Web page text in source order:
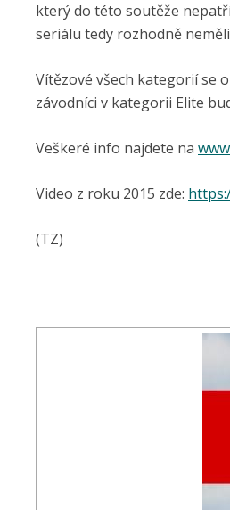
který do této soutěže
seriálu tedy rozhodně
Vítězové všech kategorií se
závodníci v kategorii Elite
Veškeré info najdete na
Video z roku 2015 zde:
(TZ)